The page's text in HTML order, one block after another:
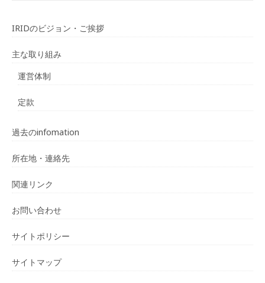
IRIDのビジョン・ご挨拶
主な取り組み
運営体制
定款
過去のinfomation
所在地・連絡先
関連リンク
お問い合わせ
サイトポリシー
サイトマップ